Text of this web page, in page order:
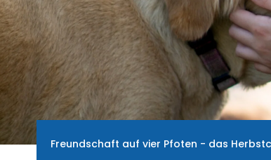
Freundschaft auf vier Pfoten - das